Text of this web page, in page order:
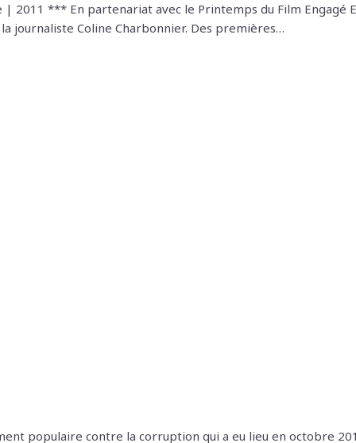
| 2011 *** En partenariat avec le Printemps du Film Engagé
journaliste Coline Charbonnier. Des premières…
populaire contre la corruption qui a eu lieu en octobre